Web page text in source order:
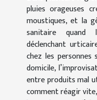
pluies orageuses
moustiques, et la
sanitaire quand
déclenchant
chez les personnes
domicile,
entre produits mal
comment réagir